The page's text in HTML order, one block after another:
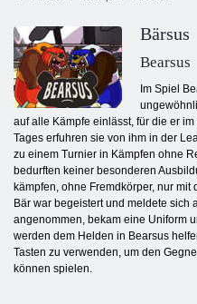
Bärsus
Bearsus
Im Spiel
auf alle Kämpfe einlässt, für die er
Tages erfuhren sie von ihm in der
zu einem Turnier in Kämpfen ohne
bedurften keiner besonderen
kämpfen, ohne Fremdkörper, nur
Bär war begeistert und meldete sich
angenommen, bekam eine Uniform
werden dem Helden in Bearsus
Tasten zu verwenden, um den
können spielen.